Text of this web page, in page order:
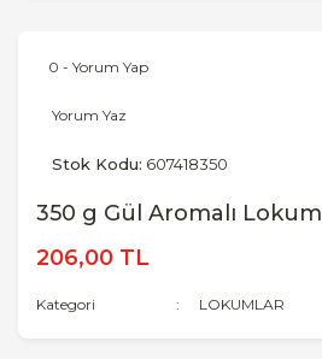
0 - Yorum Yap
Yorum Yaz
Stok Kodu: 607418350
350 g Gül Aromalı Lokum
206,00 TL
Kategori LOKUMLAR